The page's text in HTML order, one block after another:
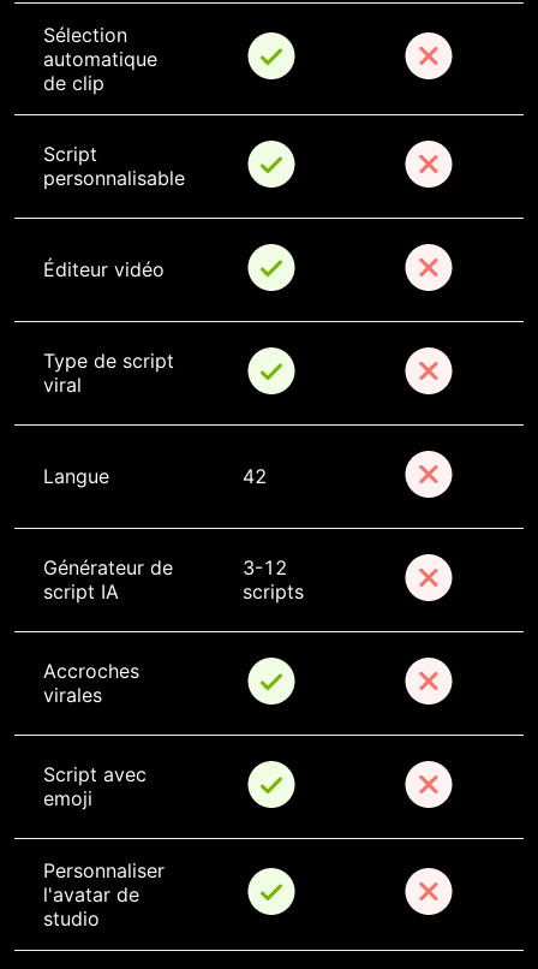
Sélection
automatique
de clip
Script
personnalisable
Éditeur vidéo
Type de script
viral
Langue 42
Générateur de
script IA
3-12
scripts
Accroches
virales
Script avec
emoji
Personnaliser
l'avatar de
studio